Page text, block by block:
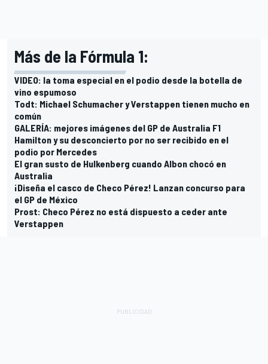
Más de la Fórmula 1:
VIDEO: la toma especial en el podio desde la botella de
vino espumoso
Todt: Michael Schumacher y Verstappen tienen mucho en
común
GALERÍA: mejores imágenes del GP de Australia F1
Hamilton y su desconcierto por no ser recibido en el
podio por Mercedes
El gran susto de Hulkenberg cuando Albon chocó en
Australia
¡Diseña el casco de Checo Pérez! Lanzan concurso para
el GP de México
Prost: Checo Pérez no está dispuesto a ceder ante
Verstappen